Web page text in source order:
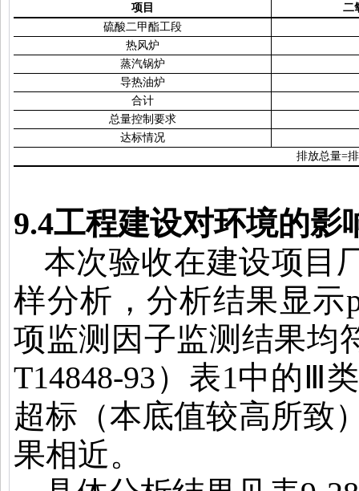
项目
二
硫酸二甲酯工段
热风炉
蒸汽锅炉
导热油炉
合计
总量控制要求
达标情况
排放总量=
9.4工程建设对环境的影
本次验收在建设项目
样分析，分析结果显示
项监测因子监测结果均
T14848-93）表1中的
超标（本底值较高所致
果相近。